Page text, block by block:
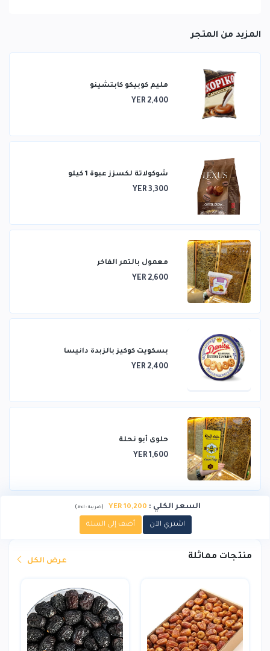
المزيد من المتجر
مليم كوبيكو كابتشينو
YER 2,400
شوكولاتة لكسزز عبوة 1 كيلو
YER 3,300
معمول بالتمر الفاخر
YER 2,600
بسكويت كوكيز بالزبدة دانيسا
YER 2,400
حلوى أبو نحلة
YER 1,600
السعر الكلي :
YER 10,200
(ضريبة : incl.
)
اشتري الآن أضف إلى السلة
منتجات مماثلة عرض الكل